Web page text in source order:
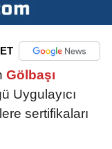
Gölbaşı
Uygulayıcı
sertifikaları